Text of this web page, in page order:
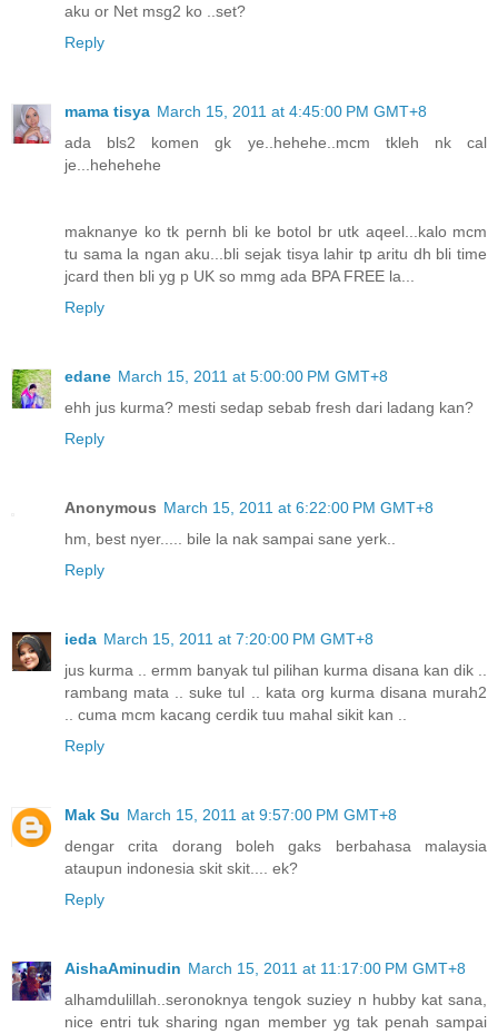
aku or Net msg2 ko ..set?
Reply
mama tisya March 15, 2011 at 4:45:00 PM GMT+8
ada bls2 komen gk ye..hehehe..mcm tkleh nk cal
je...hehehehe
maknanye ko tk pernh bli ke botol br utk aqeel...kalo mcm
tu sama la ngan aku...bli sejak tisya lahir tp aritu dh bli time
jcard then bli yg p UK so mmg ada BPA FREE la...
Reply
edane March 15, 2011 at 5:00:00 PM GMT+8
ehh jus kurma? mesti sedap sebab fresh dari ladang kan?
Reply
Anonymous March 15, 2011 at 6:22:00 PM GMT+8
hm, best nyer..... bile la nak sampai sane yerk..
Reply
ieda March 15, 2011 at 7:20:00 PM GMT+8
jus kurma .. ermm banyak tul pilihan kurma disana kan dik ..
rambang mata .. suke tul .. kata org kurma disana murah2
.. cuma mcm kacang cerdik tuu mahal sikit kan ..
Reply
Mak Su March 15, 2011 at 9:57:00 PM GMT+8
dengar crita dorang boleh gaks berbahasa malaysia
ataupun indonesia skit skit.... ek?
Reply
AishaAminudin March 15, 2011 at 11:17:00 PM GMT+8
alhamdulillah..seronoknya tengok suziey n hubby kat sana,
nice entri tuk sharing ngan member yg tak penah sampai